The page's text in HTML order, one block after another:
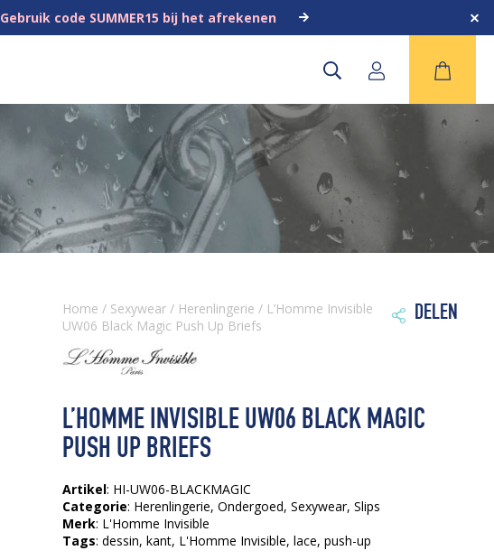
Gebruik code SUMMER15 bij het afrekenen
Home / Sexywear / Herenlingerie / L’Homme Invisible
UW06 Black Magic Push Up Briefs
 DELEN
L’HOMME INVISIBLE UW06 BLACK MAGIC
PUSH UP BRIEFS
Artikel: HI-UW06-BLACKMAGIC
Categorie: Herenlingerie,Ondergoed,Sexywear,Slips
Merk: L'Homme Invisible
Tags:dessin, kant, L'Homme Invisible, lace, push-up